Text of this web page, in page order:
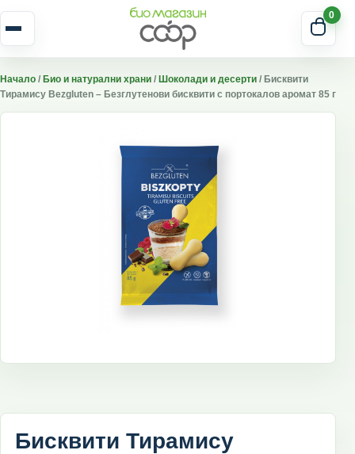
Skip to content 0
Начало / Био и натурални храни / Шоколади и десерти / Бисквити
Тирамису Bezgluten – Безглутенови бисквити с портокалов аромат 85 г
Бисквити Тирамису